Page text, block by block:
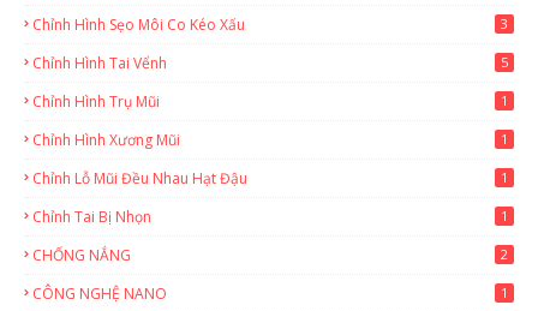
Chỉnh Hình Sẹo Môi Co Kéo Xấu 3
Chỉnh Hình Tai Vểnh 5
Chỉnh Hình Trụ Mũi 1
Chỉnh Hình Xương Mũi 1
Chỉnh Lỗ Mũi Đều Nhau Hạt Đậu 1
Chỉnh Tai Bị Nhọn 1
CHỐNG NẮNG 2
CÔNG NGHỆ NANO 1